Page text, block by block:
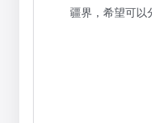
疆界 ， 希望可以